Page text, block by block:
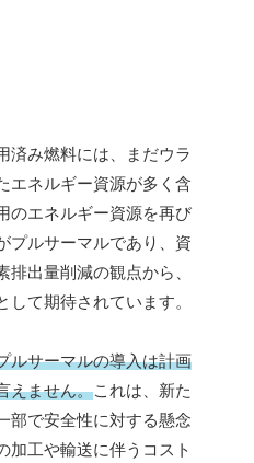
済み燃料には、まだウラ
エネルギー資源が多く含
のエネルギー資源を再び
プルサーマルであり、資
出量削減の観点から、
て期待されています。
ルサーマルの導入は計画
えません。これは、新た
部で安全性に対する懸念
加工や輸送に伴うコスト